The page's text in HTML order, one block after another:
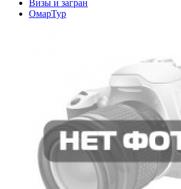
Визы и загран
ОмарТур